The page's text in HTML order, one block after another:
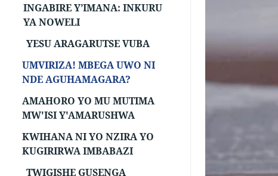
INGABIRE Y’IMANA: INKURU
YA NOWELI
YESU ARAGARUTSE VUBA
UMVIRIZA! MBEGA UWO NI
NDE AGUHAMAGARA?
AMAHORO YO MU MUTIMA
MW'ISI Y'AMARUSHWA
KWIHANA NI YO NZIRA YO
KUGIRIRWA IMBABAZI
TWIGISHE GUSENGA